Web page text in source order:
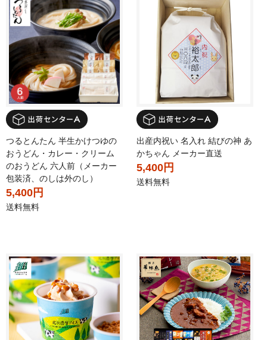
つるとんたん 半生かけつゆの
おうどん・カレー・クリーム
のおうどん 六人前（メーカー
包装済、のしは外のし）
5,400円
送料無料
出産内祝い 名入れ 結びの神 あ
かちゃん メーカー直送
5,400円
送料無料